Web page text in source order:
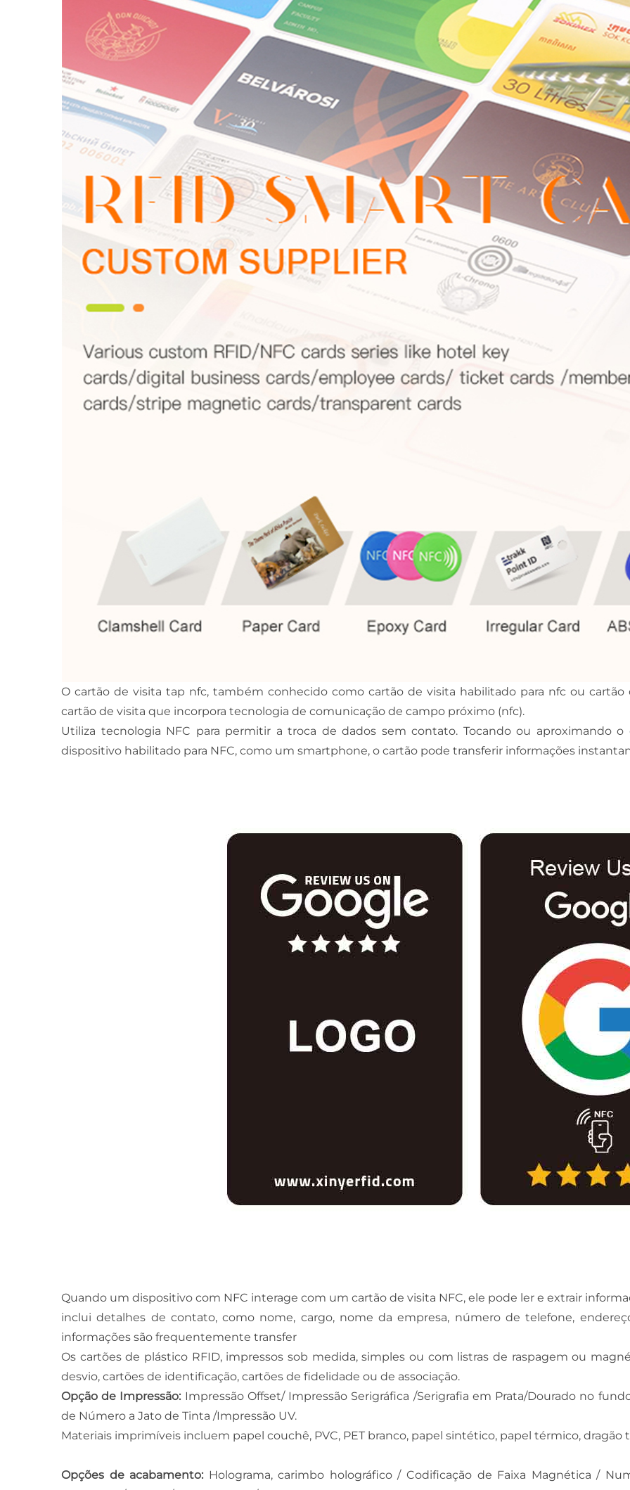
O cartão de visita tap nfc, também conhecido como cartão de visita habilitado para nfc ou
cartão de visita que incorpora tecnologia de comunicação de campo próximo (nfc).
Utiliza tecnologia NFC para permitir a troca de dados sem contato. Tocando ou aproximando
dispositivo habilitado para NFC, como um smartphone, o cartão pode transferir informações
Quando um dispositivo com NFC interage com um cartão de visita NFC, ele pode ler e extrair
inclui detalhes de contato, como nome, cargo, nome da empresa, número de telefone,
informações são frequentemente transfer
Os cartões de plástico RFID, impressos sob medida, simples ou com listras de raspagem ou
desvio, cartões de identificação, cartões de fidelidade ou de associação.
Opção de Impressão: Impressão Offset/ Impressão Serigráfica /Serigrafia em Prata/Dourado no
de Número a Jato de Tinta /Impressão UV.
Materiais imprimíveis incluem papel couchê, PVC, PET branco, papel sintético, papel térmico,
Opções de acabamento: Holograma, carimbo holográfico / Codificação de Faixa Magnética /